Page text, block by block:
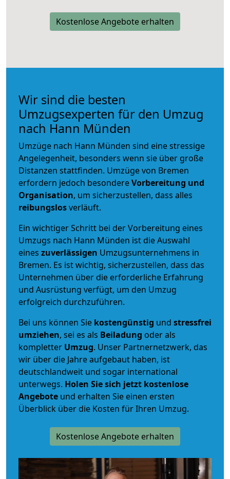
Kostenlose Angebote erhalten
Wir sind die besten
Umzugsexperten für den Umzug
nach Hann Münden
Umzüge nach Hann Münden sind eine stressige
Angelegenheit, besonders wenn sie über große
Distanzen stattfinden. Umzüge von Bremen
erfordern jedoch besondereVorbereitung und
Organisation, um sicherzustellen, dass alles
reibungslosverläuft.
Ein wichtiger Schritt bei der Vorbereitung eines
Umzugs nach Hann Münden ist die Auswahl
eines zuverlässigen Umzugsunternehmens in
Bremen. Es ist wichtig, sicherzustellen, dass das
Unternehmen über die erforderliche Erfahrung
und Ausrüstung verfügt, um den Umzug
erfolgreich durchzuführen.
Bei uns können Sie kostengünstig und stressfrei
umziehen, sei es als Beiladung oder als
kompletter Umzug. Unser Partnernetzwerk, das
wir über die Jahre aufgebaut haben, ist
deutschlandweit und sogar international
unterwegs. Holen Sie sich jetzt kostenlose
Angebote und erhalten Sie einen ersten
Überblick über die Kosten für Ihren Umzug.
Kostenlose Angebote erhalten